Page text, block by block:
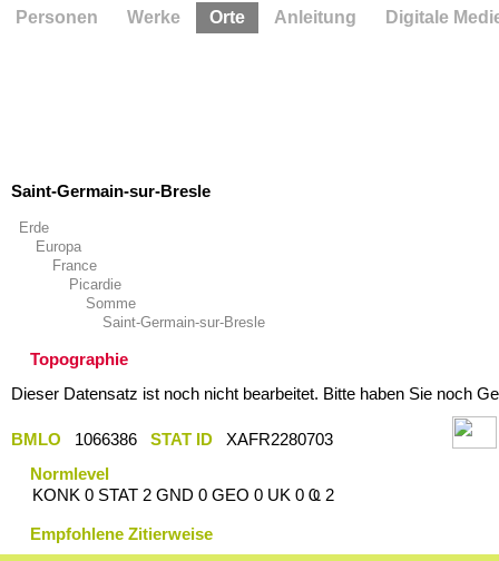
Saint-Germain-sur-Bresle
Erde
Europa
France
Picardie
Somme
Saint-Germain-sur-Bresle
Topographie
Dieser Datensatz ist noch nicht bearbeitet. Bitte haben Sie noch
BMLO 1066386 STAT ID
XAFR2280703
Normlevel
KONK 0 STAT 2 GND 0 GEO 0 UK 0 Ҩ 2
Empfohlene Zitierweise
Personen Werke Orte Anleitung Digitale